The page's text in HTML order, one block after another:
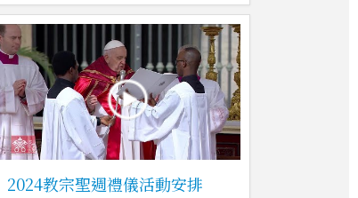
2024教宗聖週禮儀活動安排